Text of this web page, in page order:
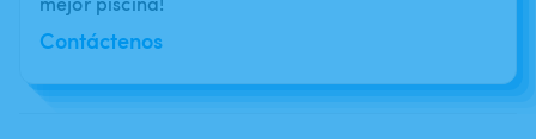
Contáctenos